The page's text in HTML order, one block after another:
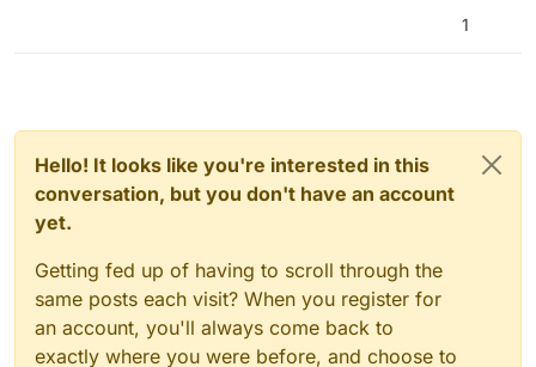
1
Hello! It looks like you're interested in this
conversation, but you don't have an account
yet.
Getting fed up of having to scroll through the
same posts each visit? When you register for
an account, you'll always come back to
exactly where you were before, and choose to